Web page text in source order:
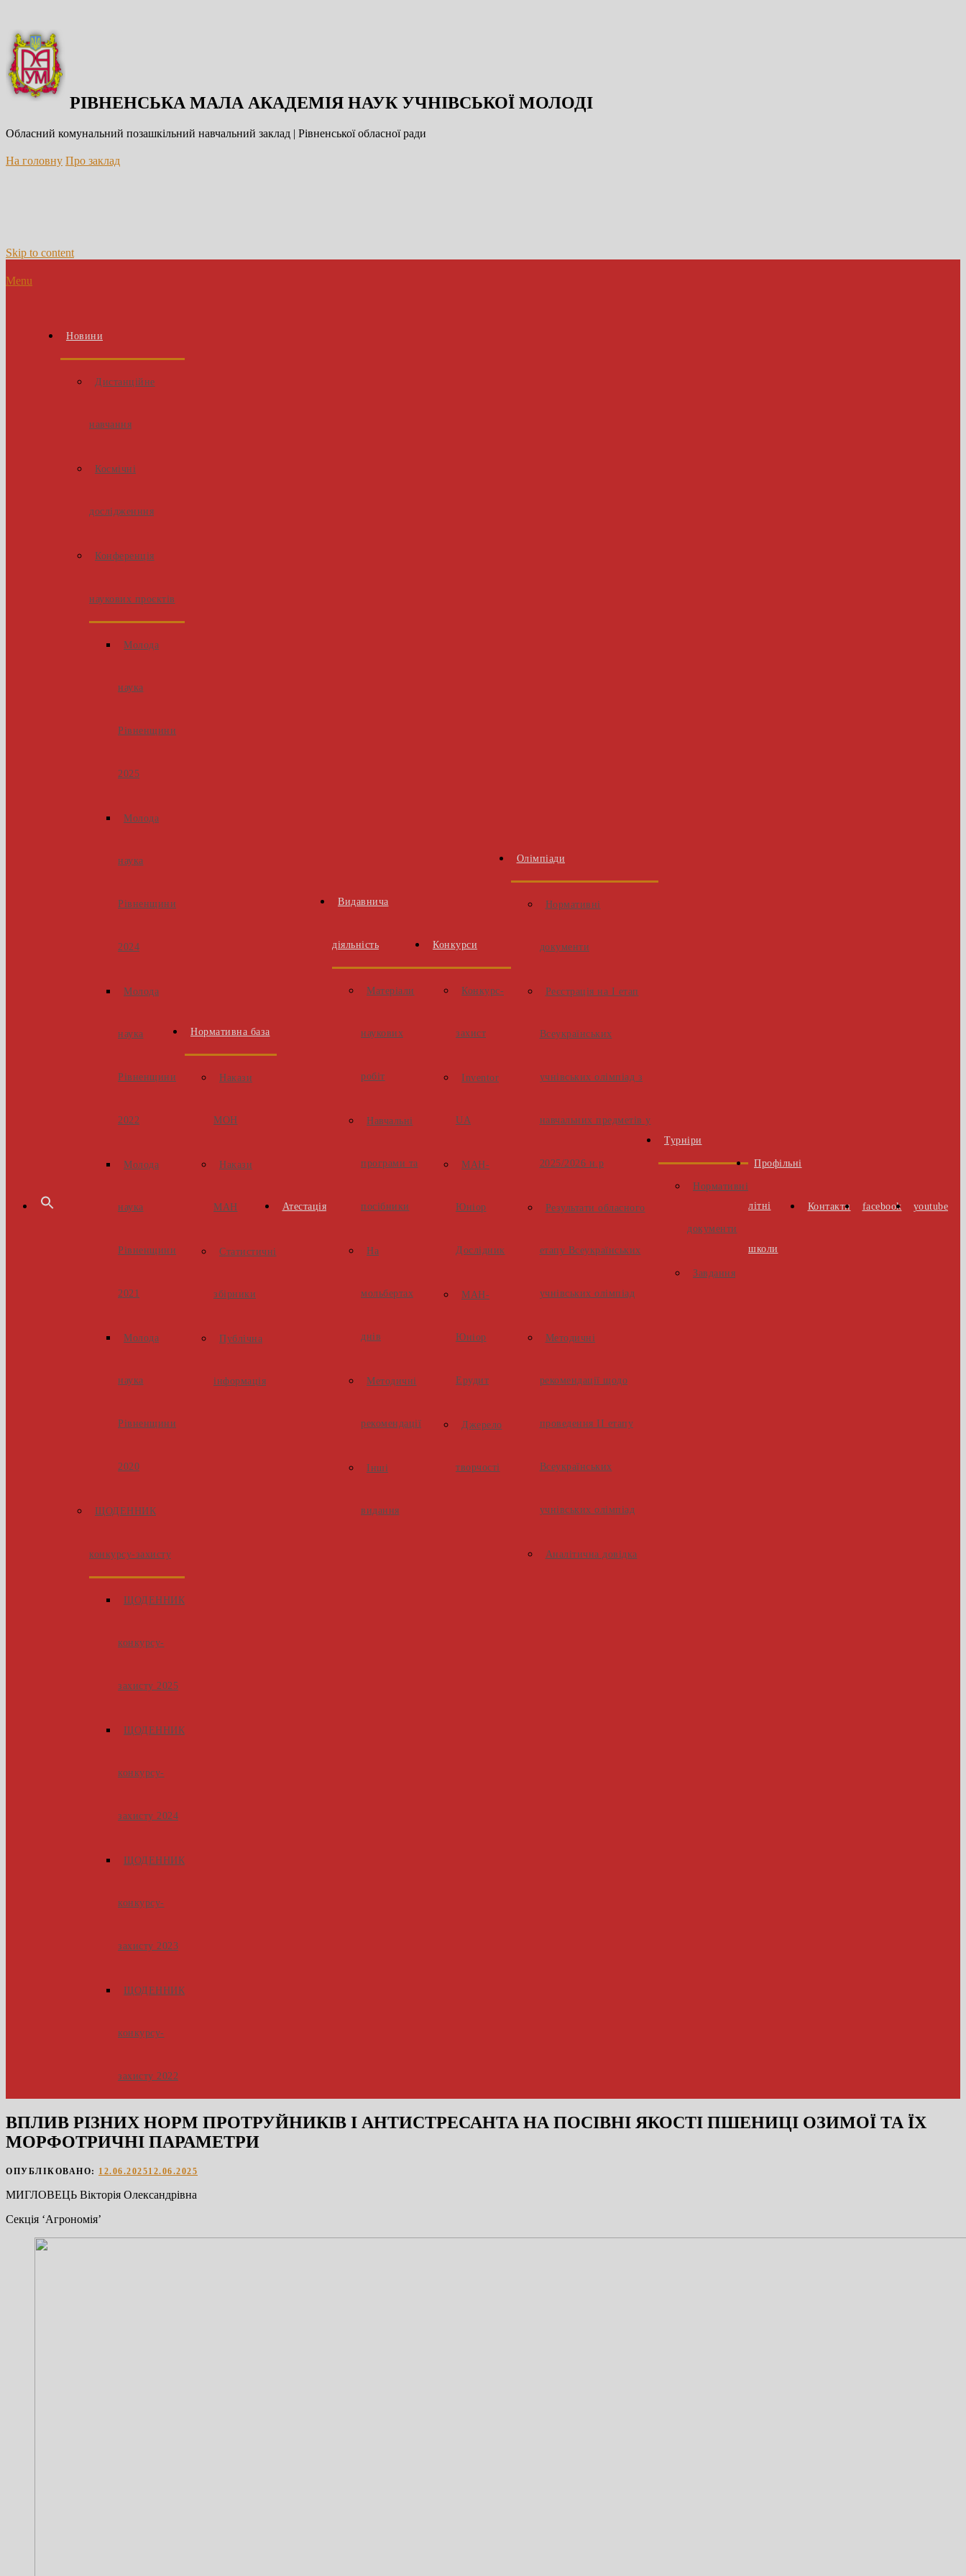
РІВНЕНСЬКА МАЛА АКАДЕМІЯ НАУК УЧНІВСЬКОЇ МОЛОДІ
Обласний комунальний позашкільний навчальний заклад | Рівненської обласної ради
На головну Про заклад
Skip to content
Menu
Новини
Дистанційне
навчання
Космічні
дослідженння
Конференція
наукових проєктів
Молода
наука
Рівненщини
2025
Молода
наука
Рівненщини
2024
Молода
наука
Рівненщини
2022
Молода
наука
Рівненщини
2021
Молода
наука
Рівненщини
2020
ЩОДЕННИК
конкурсу-захисту
ЩОДЕННИК
конкурсу-
захисту 2025
ЩОДЕННИК
конкурсу-
захисту 2024
ЩОДЕННИК
конкурсу-
захисту 2023
ЩОДЕННИК
конкурсу-
захисту 2022
Нормативна база
Накази
МОН
Накази
МАН
Статистичні
збірники
Публічна
інформація
Атестація
Видавнича
діяльність
Матеріали
наукових
робіт
Навчальні
програми та
посібники
На
мольбертах
днів
Методичні
рекомендації
Інші
видання
Конкурси
Конкурс-
захист
Inventor
UA
МАН-
Юніор
Дослідник
МАН-
Юніор
Ерудит
Джерело
творчості
Олімпіади
Нормативні
документи
Реєстрація на І етап
Всеукраїнських
учнівських олімпіад з
навчальних предметів у
2025/2026 н.р
Результати обласного
етапу Всеукраїнських
учнівських олімпіад
Методичні
рекомендації щодо
проведення ІІ етапу
Всеукраїнських
учнівських олімпіад
Аналітична довідка
Турніри
Нормативні
документи
Завдання
Профільні
літні
школи
Контакти facebook youtube
ВПЛИВ РІЗНИХ НОРМ ПРОТРУЙНИКІВ І АНТИСТРЕСАНТА НА ПОСІВНІ ЯКОСТІ ПШЕНИЦІ ОЗИМОЇ ТА ЇХ
МОРФОТРИЧНІ ПАРАМЕТРИ
ОПУБЛІКОВАНО: 12.06.202512.06.2025
МИГЛОВЕЦЬ Вікторія Олександрівна
Секція ‘Агрономія’